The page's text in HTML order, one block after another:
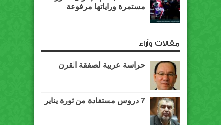
مستمرة وراياتها مرفوعة
مقالات وآراء
حراسة عربية لصفقة القرن
7 دروس مستفادة من ثورة يناير